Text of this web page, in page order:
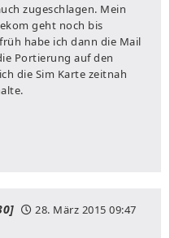
zugeschlagen. Mein
geht noch bis
habe ich dann die Mail
Portierung auf den
die Sim Karte zeitnah
28. März 2015 09:47